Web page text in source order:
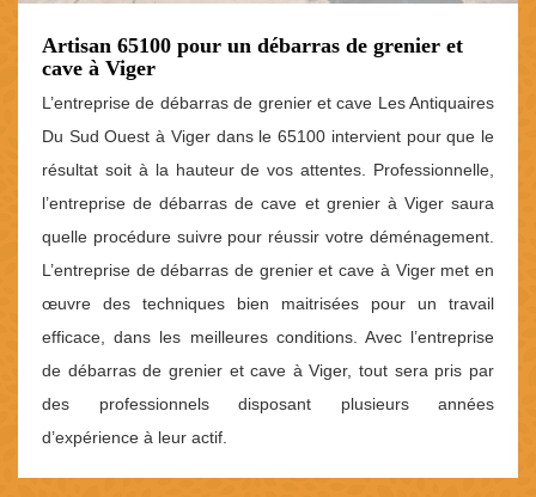
Artisan 65100 pour un débarras de grenier et
cave à Viger
L’entreprise de débarras de grenier et cave Les Antiquaires
Du Sud Ouest à Viger dans le 65100 intervient pour que le
résultat soit à la hauteur de vos attentes. Professionnelle,
l’entreprise de débarras de cave et grenier à Viger saura
quelle procédure suivre pour réussir votre déménagement.
L’entreprise de débarras de grenier et cave à Viger met en
œuvre des techniques bien maitrisées pour un travail
efficace, dans les meilleures conditions. Avec l’entreprise
de débarras de grenier et cave à Viger, tout sera pris par
des professionnels disposant plusieurs années
d’expérience à leur actif.